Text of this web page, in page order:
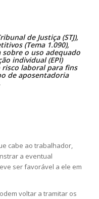
de Justiça (STJ),
(Tema 1.090),
o uso adequado
individual (EPI)
laboral para fins
de aposentadoria
cabe ao trabalhador,
a eventual
ser favorável a ele em
voltar a tramitar os